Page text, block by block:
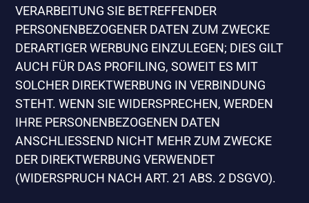
VERARBEITUNG SIE BETREFFENDER
PERSONENBEZOGENER DATEN ZUM ZWECKE
DERARTIGER WERBUNG EINZULEGEN; DIES GILT
AUCH FÜR DAS PROFILING, SOWEIT ES MIT
SOLCHER DIREKTWERBUNG IN VERBINDUNG
STEHT. WENN SIE WIDERSPRECHEN, WERDEN
IHRE PERSONENBEZOGENEN DATEN
ANSCHLIESSEND NICHT MEHR ZUM ZWECKE
DER DIREKTWERBUNG VERWENDET
(WIDERSPRUCH NACH ART. 21 ABS. 2 DSGVO).